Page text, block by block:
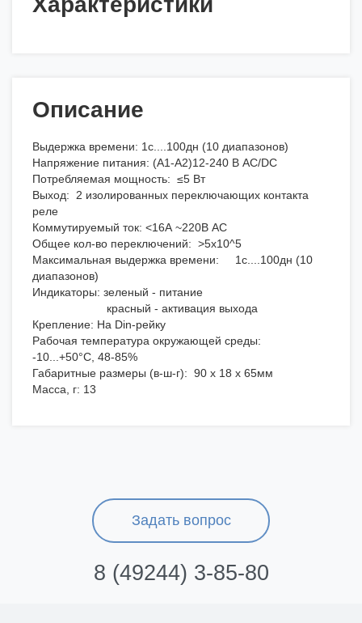
Описание
Выдержка времени: 1с....100дн (10 диапазонов)
Напряжение питания: (A1-A2)12-240 В AC/DC
Потребляемая мощность: ≤5 Вт
Выход: 2 изолированных переключающих контакта
реле
Коммутируемый ток: <16А ~220В AC
Общее кол-во переключений: >5х10^5
Максимальная выдержка времени: 1с....100дн (10
диапазонов)
Индикаторы: зеленый - питание
красный - активация выхода
Крепление: На Din-рейку
Рабочая температура окружающей среды:
-10...+50°С, 48-85%
Габаритные размеры (в-ш-г): 90 х 18 х 65мм
Масса, г: 13
Задать вопрос
8 (49244) 3-85-80